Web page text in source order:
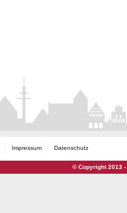
Impressum Datenschutz
© Copyright 2013